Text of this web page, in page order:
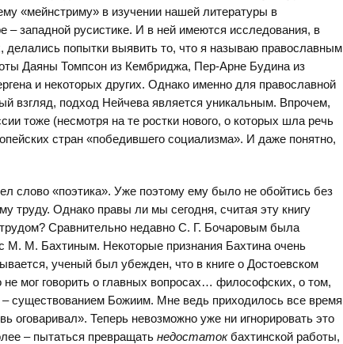
«мейнстриму» в изучении нашей литературы в
– западной русистике. И в ней имеются исследования, в
делались попытки выявить то, что я называю православным
Даяны Томпсон из Кембриджа, Пер-Арне Будина из
и некоторых других. Однако именно для православной
взгляд, подход Нейчева является уникальным. Впрочем,
тоже (несмотря на те ростки нового, о которых шла речь
стран «победившего социализма». И даже понятно,
слово «поэтика». Уже поэтому ему было не обойтись без
труду. Однако правы ли мы сегодня, считая эту книгу
Сравнительно недавно С. Г. Бочаровым была
с М. М. Бахтиным. Некоторые признания Бахтина очень
ученый был убежден, что в книге о Достоевском
мог говорить о главных вопросах… философских, о том,
существованием Божиим. Мне ведь приходилось все время
оговаривал». Теперь невозможно уже ни игнорировать это
– пытаться превращать недостатокбахтинской работы,